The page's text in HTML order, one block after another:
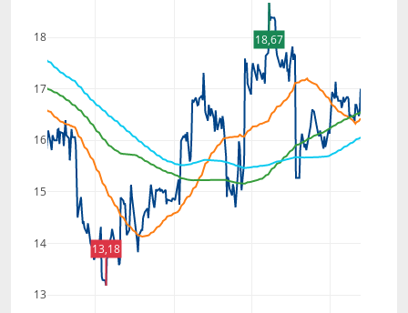
13
14
15
16
17
18 18,67
13,18